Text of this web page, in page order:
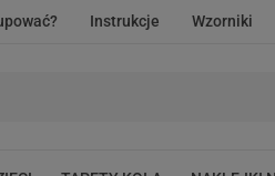
Instrukcje Wzorniki